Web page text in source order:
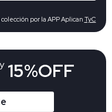
15%OFF
por la APP Aplican TyC